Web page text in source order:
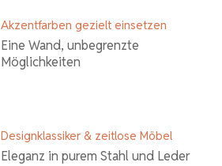
Akzentfarben gezielt einsetzen
Eine Wand, unbegrenzte
Möglichkeiten
Designklassiker & zeitlose Möbel
Eleganz in purem Stahl und Leder